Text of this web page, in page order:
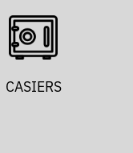
CASIERS